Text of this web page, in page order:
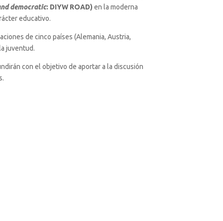
democratic: DIYW ROAD) en la moderna
educativo.
de cinco países (Alemania, Austria,
juventud.
con el objetivo de aportar a la discusión